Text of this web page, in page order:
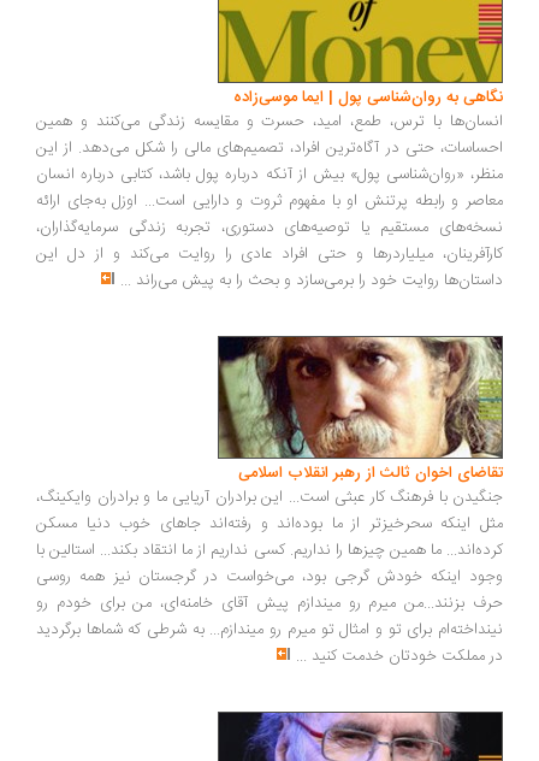
به روان‌شناسی پول | ایما موسی‌زاده
با ترس، طمع، امید، حسرت و مقایسه زندگی می‌کنند و همین
حتی در آگاه‌ترین افراد، تصمیم‌های مالی را شکل می‌دهد. از این
«روان‌شناسی پول» بیش از آنکه درباره پول باشد، کتابی درباره انسان
و رابطه پرتنش او با مفهوم ثروت و دارایی است... اوزل به‌جای ارائه
مستقیم یا توصیه‌های دستوری، تجربه زندگی سرمایه‌گذاران،
میلیاردرها و حتی افراد عادی را روایت می‌کند و از دل این
روایت خود را برمی‌سازد و بحث را به پیش می‌راند ...
اخوان ثالث از رهبر انقلاب اسلامی
با فرهنگ کار عبثی است... این برادران آریایی ما و برادران وایکینگ،
اینکه سحرخیزتر از ما بوده‌اند و رفته‌اند جاهای خوب دنیا مسکن
ما همین چیزها را نداریم. کسی نداریم از ما انتقاد بکند... استالین با
اینکه خودش گرجی بود، می‌خواست در گرجستان نیز همه روسی
بزنند...من میرم رو میندازم پیش آقای خامنه‌ای، من برای خودم رو
برای تو و امثال تو میرم رو میندازم... به شرطی که شماها برگردید
مملکت خودتان خدمت کنید...